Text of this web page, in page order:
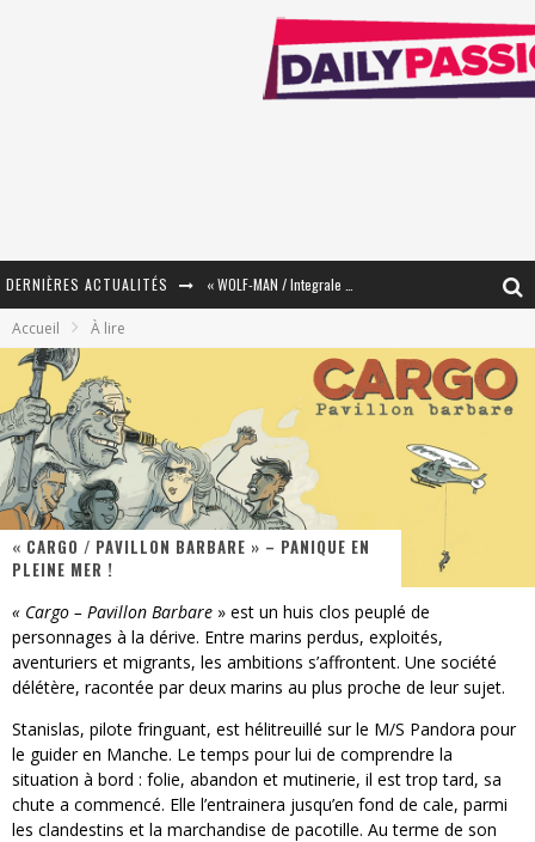
DERNIÈRES ACTUALITÉS
« Mon Village Révolté » - Combattre un Projet !
Star Fox
« Dr Wertham / L’homme qui étudia les tueurs en série » - Un Métier à Risque !
Assassin's Creed Black Flag Resynced
« Damn Them All » - Un duo de Choc !
Yoshi and the mysterious book
Accueil À lire
« CARGO / PAVILLON BARBARE » – PANIQUE EN
PLEINE MER !
« Cargo – Pavillon Barbare » est un huis clos peuplé de
personnages à la dérive. Entre marins perdus, exploités,
aventuriers et migrants, les ambitions s’affrontent. Une société
délétère, racontée par deux marins au plus proche de leur sujet.
Stanislas, pilote fringuant, est hélitreuillé sur le M/S Pandora pour
le guider en Manche. Le temps pour lui de comprendre la
situation à bord : folie, abandon et mutinerie, il est trop tard, sa
chute a commencé. Elle l’entrainera jusqu’en fond de cale, parmi
les clandestins et la marchandise de pacotille. Au terme de son